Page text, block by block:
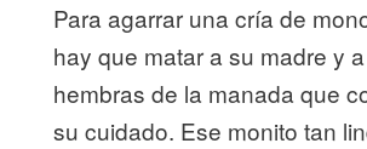
Para agarrar una cría de
hay que matar a su madre y
hembras de la manada que
su cuidado. Ese monito tan